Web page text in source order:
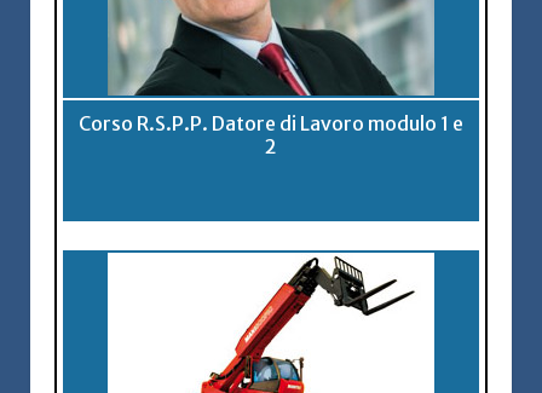
Corso R.S.P.P. Datore di Lavoro modulo 1 e
2